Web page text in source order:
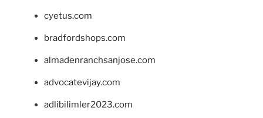
cyetus.com
bradfordshops.com
almadenranchsanjose.com
advocatevijay.com
adlibilimler2023.com